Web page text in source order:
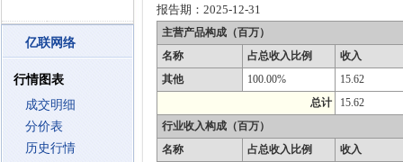
亿联网络
行情图表
成交明细
分价表
历史行情
报告期： 2025-12-31
主营产品构成（百万）
名称
占总收入比例
收入
其他
100.00%
15.62
总计
15.62
行业收入构成（百万）
名称
占总收入比例
收入